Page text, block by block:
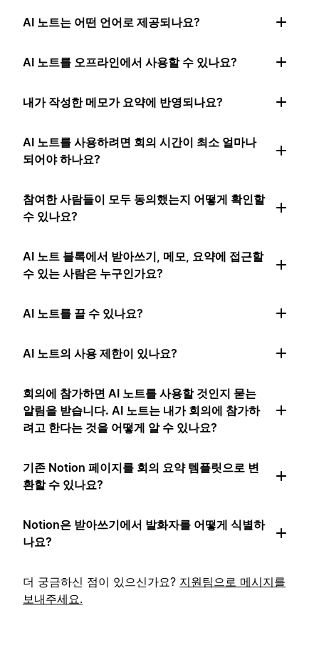
AI 노트는 어떤 언어로 제공되나요?
AI 노트를 오프라인에서 사용할 수 있나요?
내가 작성한 메모가 요약에 반영되나요?
AI 노트를 사용하려면 회의 시간이 최소 얼마나
되어야 하나요?
참여한 사람들이 모두 동의했는지 어떻게 확인할
수 있나요?
AI 노트 블록에서 받아쓰기, 메모, 요약에 접근할
수 있는 사람은 누구인가요?
AI 노트를 끌 수 있나요?
AI 노트의 사용 제한이 있나요?
회의에 참가하면 AI 노트를 사용할 것인지 묻는
알림을 받습니다. AI 노트는 내가 회의에 참가하
려고 한다는 것을 어떻게 알 수 있나요?
기존 Notion 페이지를 회의 요약 템플릿으로 변
환할 수 있나요?
Notion은 받아쓰기에서 발화자를 어떻게 식별하
나요?
더 궁금하신 점이 있으신가요? 지원팀으로 메시지를
보내주세요.